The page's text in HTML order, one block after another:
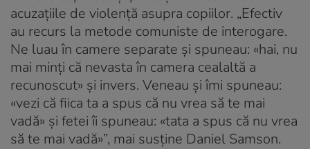
acuzațiile de violență asupra copiilor. „Efectiv
au recurs la metode comuniste de interogare.
Ne luau în camere separate și spuneau: «hai, nu
mai minți că nevasta în camera cealaltă a
recunoscut» și invers. Veneau și îmi spuneau:
«vezi că fiica ta a spus că nu vrea să te mai
vadă» și fetei îi spuneau: «tata a spus că nu vrea
să te mai vadă»”, mai susține Daniel Samson.